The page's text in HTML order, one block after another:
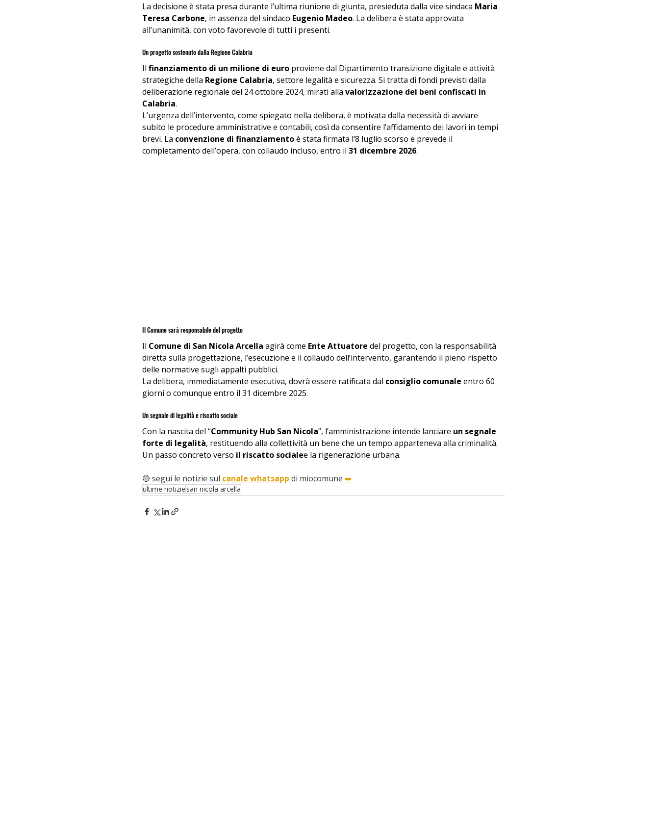
La decisione è stata presa durante l’ultima riunione di giunta, presieduta dalla vice sindaca Maria
Teresa Carbone, in assenza del sindaco Eugenio Madeo. La delibera è stata approvata
all’unanimità, con voto favorevole di tutti i presenti.
Un progetto sostenuto dalla Regione Calabria
Il finanziamento di un milione di euro proviene dal Dipartimento transizione digitale e attività
strategiche della Regione Calabria, settore legalità e sicurezza. Si tratta di fondi previsti dalla
deliberazione regionale del 24 ottobre 2024, mirati alla valorizzazione dei beni confiscati in
Calabria.
L’urgenza dell’intervento, come spiegato nella delibera, è motivata dalla necessità di avviare
subito le procedure amministrative e contabili, così da consentire l’affidamento dei lavori in tempi
brevi. La convenzione di finanziamento è stata firmata l’8 luglio scorso e prevede il
completamento dell’opera, con collaudo incluso, entro il 31 dicembre 2026.
Il Comune sarà responsabile del progetto
Il Comune di San Nicola Arcella agirà come Ente Attuatore del progetto, con la responsabilità
diretta sulla progettazione, l’esecuzione e il collaudo dell’intervento, garantendo il pieno rispetto
delle normative sugli appalti pubblici.
La delibera, immediatamente esecutiva, dovrà essere ratificata dal consiglio comunale entro 60
giorni o comunque entro il 31 dicembre 2025.
Un segnale di legalità e riscatto sociale
Con la nascita del “Community Hub San Nicola”, l’amministrazione intende lanciare un segnale
forte di legalità, restituendo alla collettività un bene che un tempo apparteneva alla criminalità.
Un passo concreto verso il riscatto socialee la rigenerazione urbana.
🔵 segui le notizie sul canale whatsapp di miocomune ➡️
ultime notizie san nicola arcella